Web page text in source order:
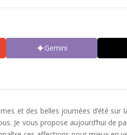
Gemini
et des belles journées d’été
Je vous propose aujourd’hui de